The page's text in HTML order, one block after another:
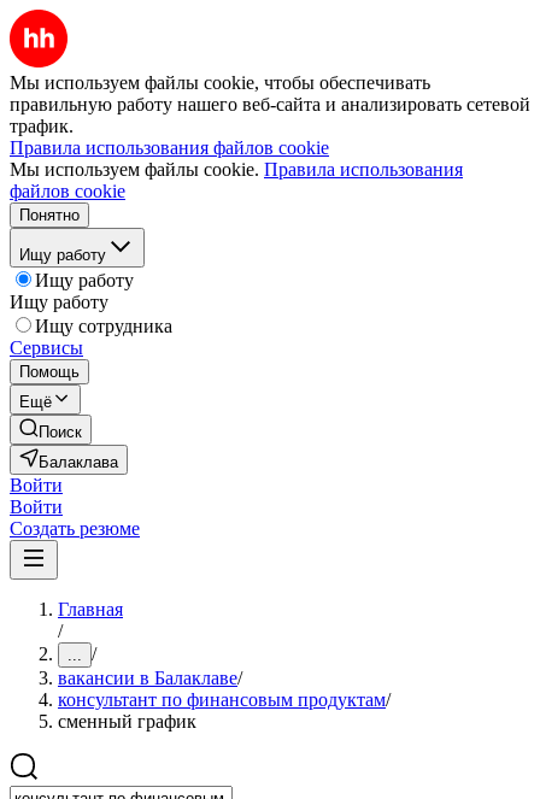
Мы используем файлы cookie, чтобы обеспечивать
правильную работу нашего веб-сайта и анализировать сетевой
трафик.
Правила использования файлов cookie
Мы используем файлы cookie. Правила использования
файлов cookie
Понятно
Ищу работу
Ищу работу
Ищу работу
Ищу сотрудника
Сервисы
Помощь
Ещё
Поиск
Балаклава
Войти
Войти
Создать резюме
Главная
/
... /
вакансии в Балаклаве/
консультант по финансовым продуктам/
сменный график